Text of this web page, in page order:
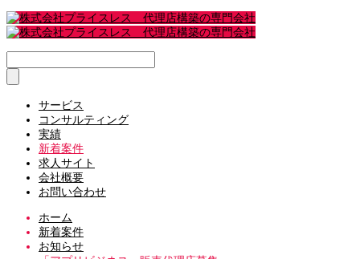
サービス
コンサルティング
実績
新着案件
求人サイト
会社概要
お問い合わせ
ホーム
新着案件
お知らせ